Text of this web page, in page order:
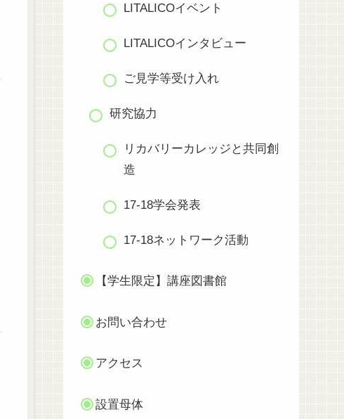
LITALICOイベント
LITALICOインタビュー
ご見学等受け入れ
研究協力
リカバリーカレッジと共同創
造
17-18学会発表
17-18ネットワーク活動
【学生限定】講座図書館
お問い合わせ
アクセス
設置母体